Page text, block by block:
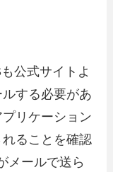
公式サイトよ
する必要があ
リケーション
ることを確認
メールで送ら